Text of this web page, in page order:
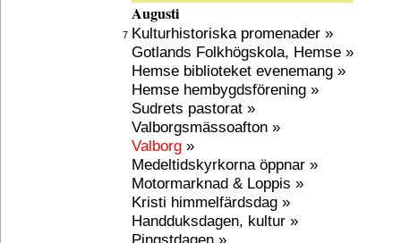
Augusti
7 Kulturhistoriska promenader »
Gotlands Folkhögskola, Hemse »
Hemse biblioteket evenemang »
Hemse hembygdsförening »
Sudrets pastorat »
Valborgsmässoafton »
Valborg »
Medeltidskyrkorna öppnar »
Motormarknad & Loppis »
Kristi himmelfärdsdag »
Handduksdagen, kultur »
Pingstdagen »